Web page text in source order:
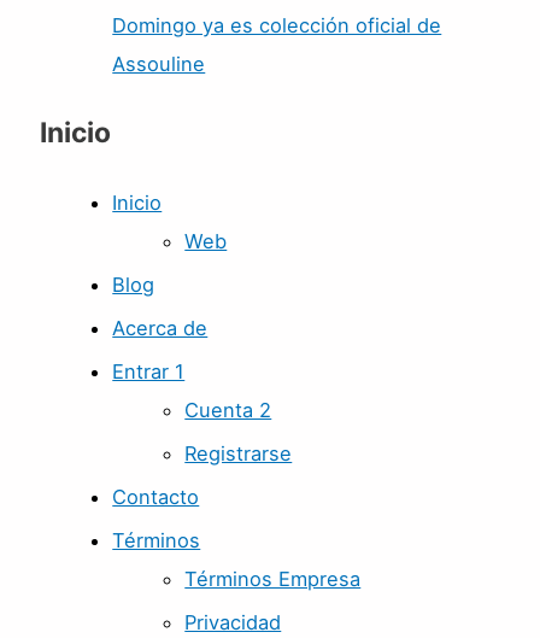
Domingo ya es colección oficial de
Assouline
Inicio
Inicio
Web
Blog
Acerca de
Entrar 1
Cuenta 2
Registrarse
Contacto
Términos
Términos Empresa
Privacidad